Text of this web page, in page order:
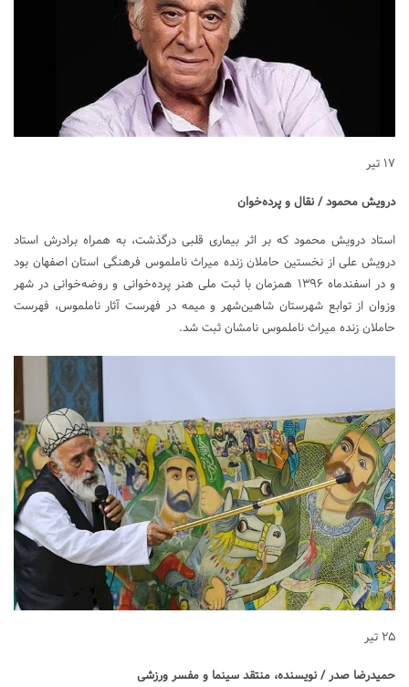
۱۷ تیر
درویش محمود / نقال و پرده‌خوان
استاد درویش محمود که بر اثر بیماری قلبی درگذشت، به همراه برادرش استاد
درویش علی از نخستین حاملان زنده میراث ناملموس فرهنگی استان اصفهان بود
و در اسفندماه ۱۳۹۶ همزمان با ثبت ملی هنر پرده‌خوانی و روضه‌خوانی در شهر
وزوان از توابع شهرستان شاهین‌شهر و میمه در فهرست آثار ناملموس، فهرست
حاملان زنده میراث ناملموس نامشان ثبت شد.
۲۵ تیر
حمیدرضا صدر / نویسنده، منتقد سینما و مفسر ورزشی